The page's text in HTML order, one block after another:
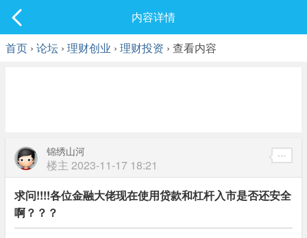
最新发表
内容详情
首页 › 论坛 › 理财创业 › 理财投资 › 查看内容
锦绣山河
楼主 2023-11-17 18:21
求问!!!!各位金融大佬现在使用贷款和杠杆入市是否还安全
啊？？？